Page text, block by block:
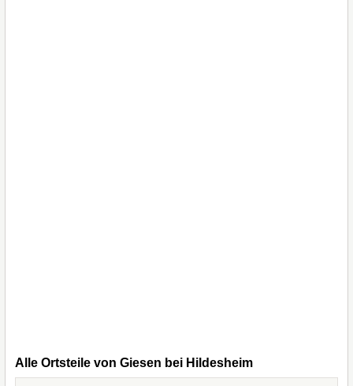
Alle Ortsteile von Giesen bei Hildesheim